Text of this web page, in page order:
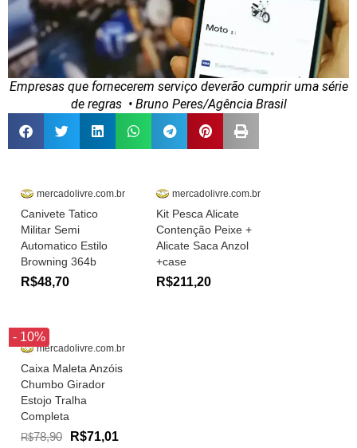
Empresas que fornecerem serviço deverão cumprir uma série
de regras• Bruno Peres/Agência Brasil
mercadolivre.com.br
Canivete Tatico
Militar Semi
Automatico Estilo
Browning 364b
R$48,70
mercadolivre.com.br
Kit Pesca Alicate
Contenção Peixe +
Alicate Saca Anzol
+case
R$211,20
- 10%
mercadolivre.com.br
Caixa Maleta Anzóis
Chumbo Girador
Estojo Tralha
Completa
R$78,90 R$71,01